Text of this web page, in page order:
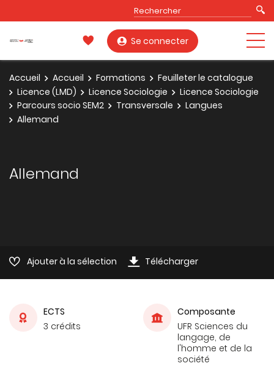
Se connecter
Accueil Accueil Formations
Feuilleter le catalogue
Licence (LMD)
Licence Sociologie
Licence Sociologie
Parcours socio SEM2
Transversale
Langues
Allemand
Allemand
Ajouter à la sélection Télécharger
ECTS
3 crédits
Composante
UFR Sciences du
langage, de
l'homme et de la
société